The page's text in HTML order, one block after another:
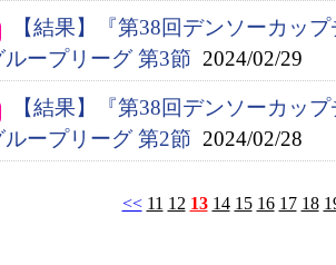
【結果】『第38回デンソーカッ
ループリーグ 第3節 2024/02/29
【結果】『第38回デンソーカッ
ループリーグ 第2節 2024/02/28
<< 11 12 13 14 15 16 17 18